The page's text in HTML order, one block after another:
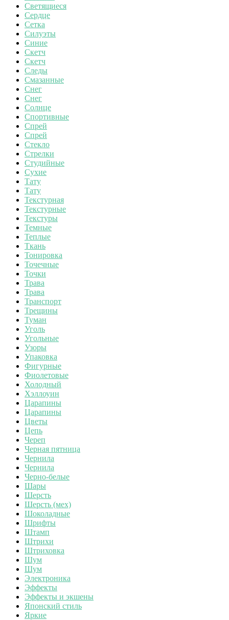
Светящиеся
Сердце
Сетка
Силуэты
Синие
Скетч
Скетч
Следы
Смазанные
Снег
Снег
Солнце
Спортивные
Спрей
Спрей
Стекло
Стрелки
Студийные
Сухие
Тату
Тату
Текстурная
Текстурные
Текстуры
Темные
Теплые
Ткань
Тонировка
Точечные
Точки
Трава
Трава
Транспорт
Трещины
Туман
Уголь
Угольные
Узоры
Упаковка
Фигурные
Фиолетовые
Холодный
Хэллоуин
Царапины
Царапины
Цветы
Цепь
Череп
Черная пятница
Чернила
Чернила
Черно-белые
Шары
Шерсть
Шерсть (мех)
Шоколадные
Шрифты
Штамп
Штрихи
Штриховка
Шум
Шум
Электроника
Эффекты
Эффекты и экшены
Японский стиль
Яркие